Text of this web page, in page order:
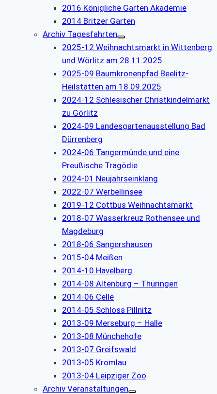
2016 Königliche Garten Akademie
2014 Britzer Garten
Archiv Tagesfahrten
2025-12 Weihnachtsmarkt in Wittenberg
und Wörlitz am 28.11.2025
2025-09 Baumkronenpfad Beelitz-
Heilstätten am 18.09.2025
2024-12 Schlesischer Christkindelmarkt
zu Görlitz
2024-09 Landesgartenausstellung Bad
Dürrenberg
2024-06 Tangermünde und eine
Preußische Tragödie
2024-01 Neujahrseinklang
2022-07 Werbellinsee
2019-12 Cottbus Weihnachtsmarkt
2018-07 Wasserkreuz Rothensee und
Magdeburg
2018-06 Sangershausen
2015-04 Meißen
2014-10 Havelberg
2014-08 Altenburg – Thüringen
2014-06 Celle
2014-05 Schloss Pillnitz
2013-09 Merseburg – Halle
2013-08 Münchehofe
2013-07 Greifswald
2013-05 Kromlau
2013-04 Leipziger Zoo
Archiv Veranstaltungen